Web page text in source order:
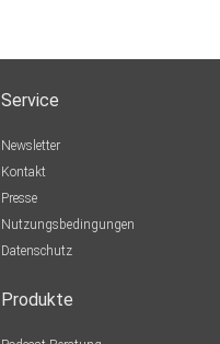
Service
Newsletter
Kontakt
Presse
Nutzungsbedingungen
Datenschutz
Produkte